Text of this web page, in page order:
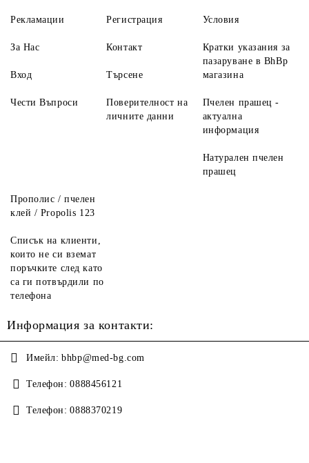
Рекламации
За Нас
Вход
Чести Въпроси
Регистрация
Контакт
Търсене
Поверителност на
личните данни
Условия
Кратки указания за
пазаруване в BhBp
магазина
Пчелен прашец -
актуална
информация
Натурален пчелен
прашец
Прополис / пчелен
клей / Propolis 123
Списък на клиенти,
които не си вземат
поръчките след като
са ги потвърдили по
телефона
Информация за контакти:
Имейл: bhbp@med-bg.com
Телефон: 0888456121
Телефон: 0888370219